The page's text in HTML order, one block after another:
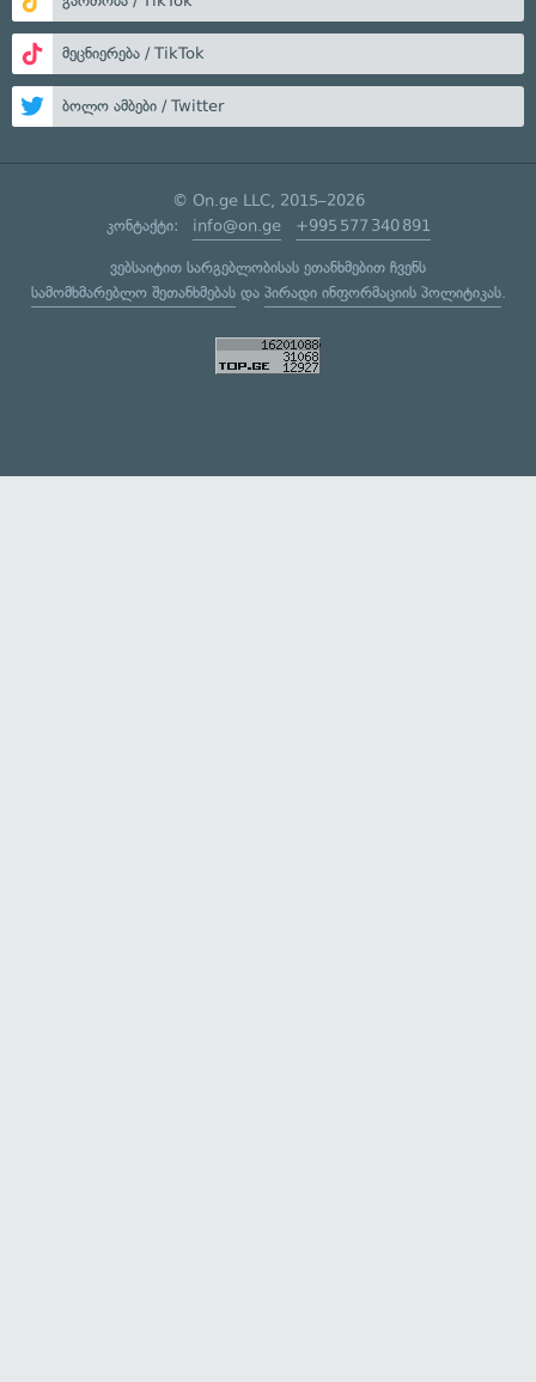
მეცნიერება / TikTok
ბოლო ამბები / Twitter
© On.ge LLC, 2015–2026
კონტაქტი: info@on.ge +995 577 340 891
ვებსაიტით სარგებლობისას ეთანხმებით ჩვენს
სამომხმარებლო შეთანხმებასდა პირადი ინფორმაციის პოლიტიკას.